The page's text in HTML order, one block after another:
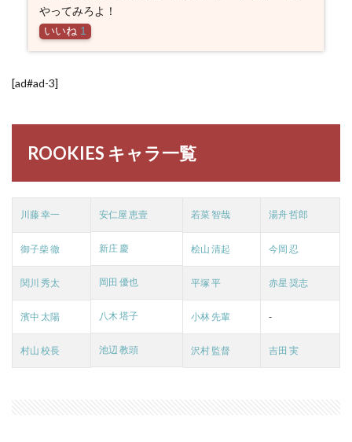
やってみろよ！
いいね 1
[ad#ad-3]
ROOKIES キャラ一覧
川藤 幸一 安仁屋 恵壹 若菜 智哉 湯舟 哲郎
御子柴 徹 新庄 慶 桧山 清起 今岡 忍
関川 秀太 岡田 優也 平塚 平 赤星 奨志
濱中 太陽 八木 塔子 小林 先輩 -
村山 校長 池辺 教頭 沢村 監督 吉田 実